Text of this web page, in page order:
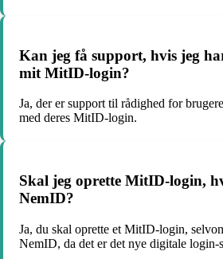
Kan jeg få support, hvis jeg
mit MitID-login?
Ja, der er support til rådighed for
med deres MitID-login.
Skal jeg oprette MitID-login,
NemID?
Ja, du skal oprette et MitID-login,
NemID, da det er det nye digitale login-